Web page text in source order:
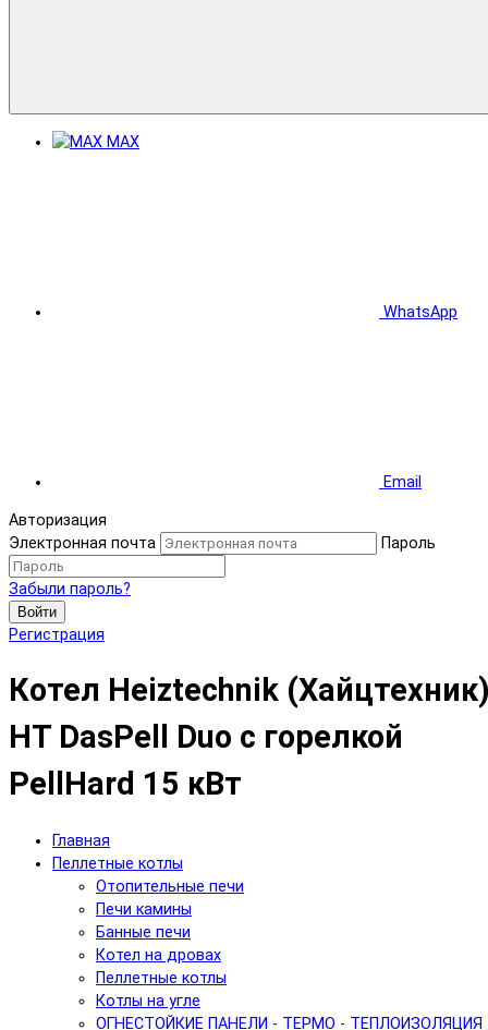
MAX
WhatsApp
Email
Авторизация
Электронная почта
Пароль
Забыли пароль?
Войти
Регистрация
Котел Heiztechnik
HT DasPell Duo с горелкой
PellHard 15 кВт
Главная
Пеллетные котлы
Отопительные печи
Печи камины
Банные печи
Котел на дровах
Пеллетные котлы
Котлы на угле
ОГНЕСТОЙКИЕ ПАНЕЛИ - ТЕРМО - ТЕПЛОИЗОЛЯЦИЯ